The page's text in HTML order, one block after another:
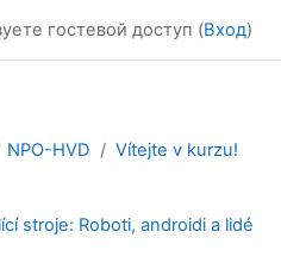
гостевой доступ (Вход)
NPO-HVD Vítejte v kurzu!
stroje: Roboti, androidi a lidé